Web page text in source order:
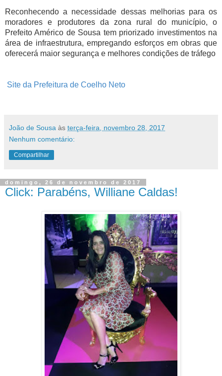
Reconhecendo a necessidade dessas melhorias para os
moradores e produtores da zona rural do município, o
Prefeito Américo de Sousa tem priorizado investimentos na
área de infraestrutura, empregando esforços em obras que
oferecerá maior segurança e melhores condições de tráfego
Site da Prefeitura de Coelho Neto
João de Sousa às terça-feira, novembro 28, 2017
Nenhum comentário:
Compartilhar
domingo, 26 de novembro de 2017
Click: Parabéns, Williane Caldas!